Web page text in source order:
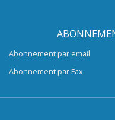
Abonnement par email
Abonnement par Fax